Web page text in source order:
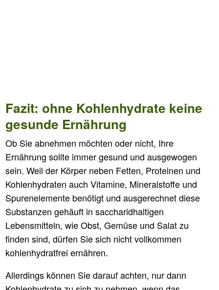
Fazit: ohne Kohlenhydrate keine
gesunde Ernährung
Ob Sie abnehmen möchten oder nicht, Ihre
Ernährung sollte immer gesund und ausgewogen
sein. Weil der Körper neben Fetten, Proteinen und
Kohlenhydraten auch Vitamine, Mineralstoffe und
Spurenelemente benötigt und ausgerechnet diese
Substanzen gehäuft in saccharidhaltigen
Lebensmitteln, wie Obst, Gemüse und Salat zu
finden sind, dürfen Sie sich nicht vollkommen
kohlenhydratfrei ernähren.
Allerdings können Sie darauf achten, nur dann